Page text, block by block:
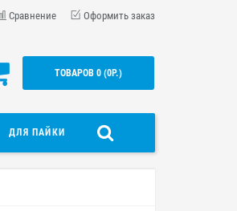
Сравнение Оформить заказ
ТОВАРОВ 0 (0Р.)
ДЛЯ ПАЙКИ